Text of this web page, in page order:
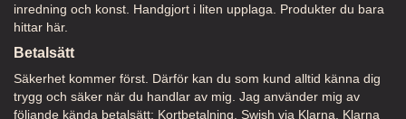
inredning och konst. Handgjort i liten upplaga. Produkter du bara
hittar här.
Betalsätt
Säkerhet kommer först. Därför kan du som kund alltid känna dig
trygg och säker när du handlar av mig. Jag använder mig av
följande kända betalsätt: Kortbetalning, Swish via Klarna, Klarna